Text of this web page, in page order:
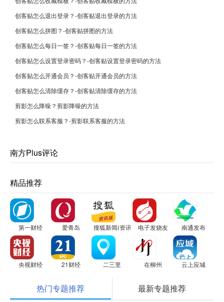
创客贴怎么退出登录？-创客贴退出登录的方法
创客贴怎么拼图？-创客贴拼图的方法
创客贴怎么每日一签？-创客贴每日一签的方法
创客贴怎么设置登录密码？-创客贴设置登录密码的方法
创客贴怎么开通会员？-创客贴开通会员的方法
创客贴怎么清除缓存？-创客贴清除缓存的方法
剪影怎么降噪？剪影降噪的方法
剪影怎么联系客服？-剪影联系客服的方法
南方Plus评论
精品推荐
第一财经 爱青岛 搜狐新闻(资讯版)电子发烧友 南通发布
央视财经 21财经 二三里 在柳州 云上应城
热门专题推荐 最新专题推荐